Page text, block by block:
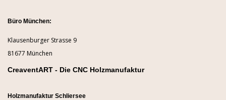
Büro München:
Klausenburger Strasse 9
81677 München
CreaventART - Die CNC Holzmanufaktur
Holzmanufaktur Schliersee